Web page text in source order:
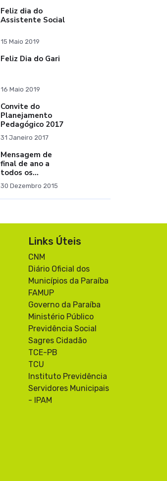
Feliz dia do
Assistente Social
15 Maio 2019
Feliz Dia do Gari
16 Maio 2019
Convite do
Planejamento
Pedagógico 2017
31 Janeiro 2017
Mensagem de
final de ano a
todos os
funcionários e
colaboradores.
30 Dezembro 2015
Links Úteis
CNM
Diário Oficial dos
Municípios da Paraíba
FAMUP
Governo da Paraíba
Ministério Público
Previdência Social
Sagres Cidadão
TCE-PB
TCU
Instituto Previdência
Servidores Municipais
- IPAM